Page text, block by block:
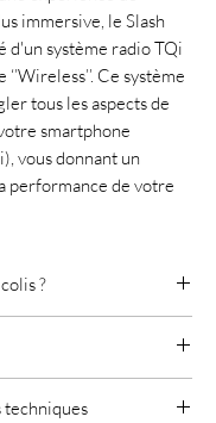
immersive, le Slash
d'un système radio TQi
Ce système
tous les aspects de
smartphone
vous donnant un
performance de votre
?
slash